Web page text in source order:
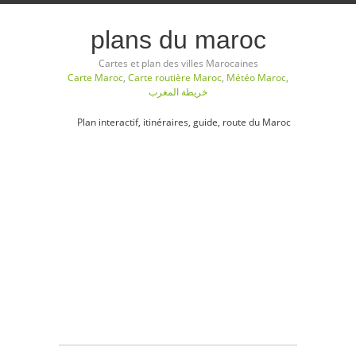
plans du maroc
Cartes et plan des villes Marocaines
Carte Maroc, Carte routière Maroc, Météo Maroc,
خريطة المغرب
Plan interactif, itinéraires, guide, route du Maroc